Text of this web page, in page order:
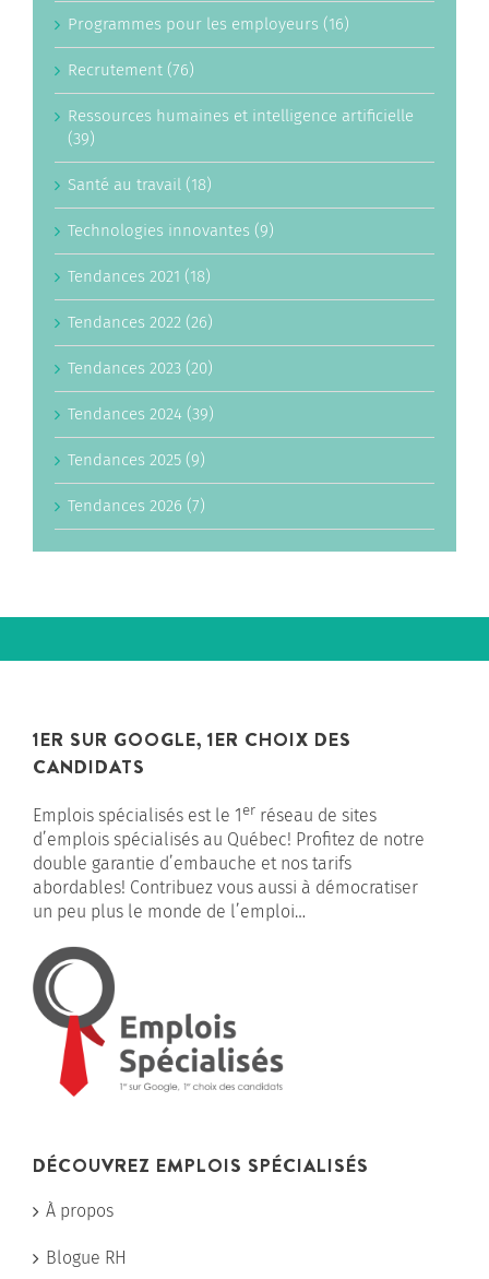
Programmes pour les employeurs (16)
Recrutement (76)
Ressources humaines et intelligence artificielle
(39)
Santé au travail (18)
Technologies innovantes (9)
Tendances 2021 (18)
Tendances 2022 (26)
Tendances 2023 (20)
Tendances 2024 (39)
Tendances 2025 (9)
Tendances 2026 (7)
1ER SUR GOOGLE, 1ER CHOIX DES
CANDIDATS
Emplois spécialisés est le 1 er réseau de sites
d’emplois spécialisés au Québec! Profitez de notre
double garantie d’embauche et nos tarifs
abordables! Contribuez vous aussi à démocratiser
un peu plus le monde de l’emploi…
DÉCOUVREZ EMPLOIS SPÉCIALISÉS
À propos
Blogue RH